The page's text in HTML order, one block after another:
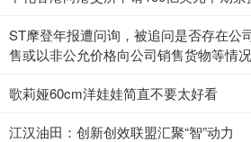
ST摩登年报遭问询，被追问是否存在公
售或以非公允价格向公司销售货物等情况
歌莉娅60cm洋娃娃简直不要太好看
江汉油田：创新创效联盟汇聚“智”动力